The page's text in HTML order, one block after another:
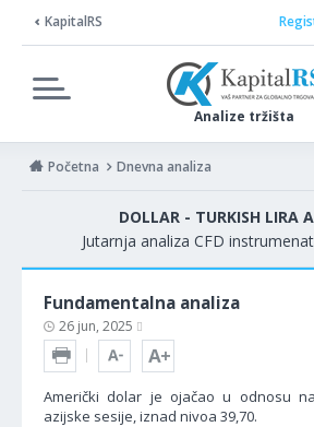
KapitalRS
Analize tržišta
Početna Dnevna analiza
DOLLAR - TURKISH LIRA
Jutarnja analiza CFD
Fundamentalna analiza
26 jun, 2025
Američki dolar je ojačao u odnosu
azijske sesije, iznad nivoa 39,70.